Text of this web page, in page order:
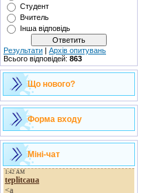
Студент
Вчитель
Інша відповідь
Результати | Архів опитувань
Всього відповідей: 863
Що нового?
Форма входу
Міні-чат